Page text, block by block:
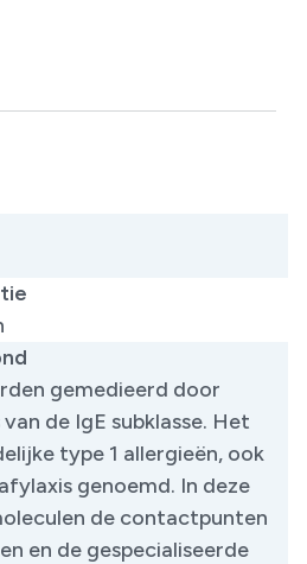
gemedieerd door
de IgE subklasse. Het
type 1 allergieën, ook
genoemd. In deze
de contactpunten
en de gespecialiseerde